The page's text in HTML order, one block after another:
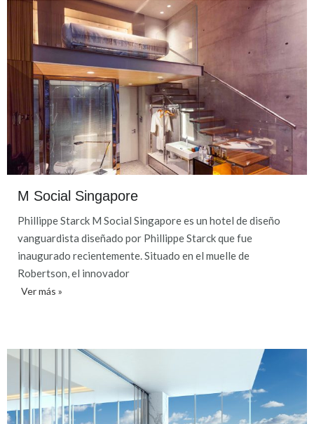
M Social Singapore
Phillippe Starck M Social Singapore es un hotel de diseño
vanguardista diseñado por Phillippe Starck que fue
inaugurado recientemente. Situado en el muelle de
Robertson, el innovador
Ver más »